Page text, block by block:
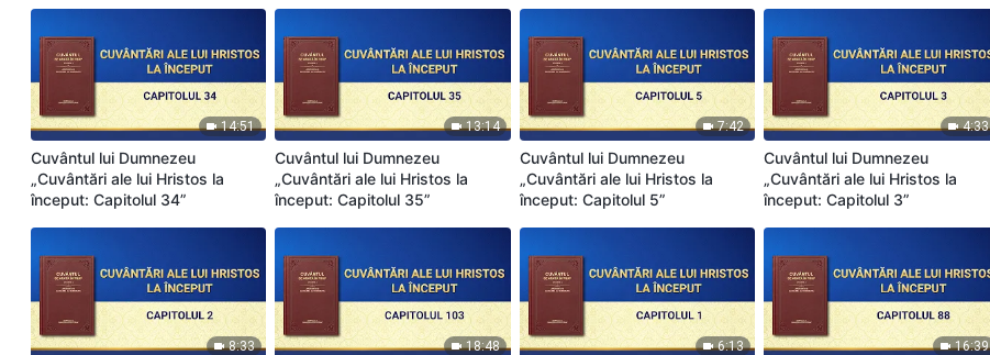
14:51
Cuvântul lui Dumnezeu
„Cuvântări ale lui Hristos la
început: Capitolul 34”
13:14
Cuvântul lui Dumnezeu
„Cuvântări ale lui Hristos la
început: Capitolul 35”
7:42
Cuvântul lui Dumnezeu
„Cuvântări ale lui Hristos la
început: Capitolul 5”
4:33
Cuvântul lui Dumnezeu
„Cuvântări ale lui Hristos la
început: Capitolul 3”
8:33 18:48 6:13 16:39